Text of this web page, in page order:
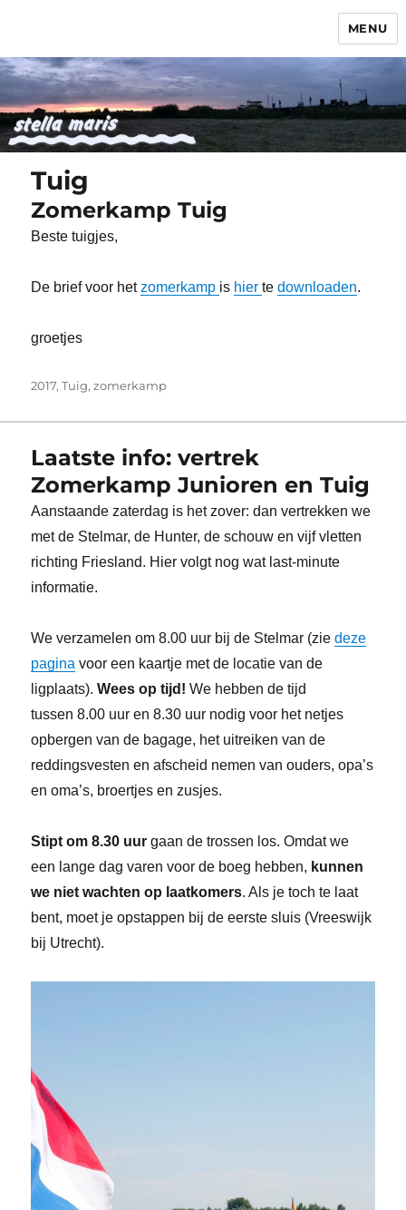
MENU
Tuig
Zomerkamp Tuig
Beste tuigjes,
De brief voor hetzomerkamp is hiertedownloaden.
groetjes
Tags
2017,Tuig,zomerkamp
Laatste info: vertrek
Zomerkamp Junioren en Tuig
Aanstaande zaterdag is het zover: dan vertrekken we
met de Stelmar, de Hunter, de schouw en vijf vletten
richting Friesland. Hier volgt nog wat last-minute
informatie.
We verzamelen om 8.00 uur bij de Stelmar (ziedeze
pagina voor een kaartje met de locatie van de
ligplaats).Wees op tijd!We hebben de tijd
tussen 8.00 uur en 8.30 uur nodig voor het netjes
opbergen van de bagage, het uitreiken van de
reddingsvesten en afscheid nemen van ouders, opa’s
en oma’s, broertjes en zusjes.
Stipt om 8.30 uurgaan de trossen los. Omdat we
een lange dag varen voor de boeg hebben, kunnen
we niet wachten op laatkomers. Als je toch te laat
bent, moet je opstappen bij de eerste sluis (Vreeswijk
bij Utrecht).